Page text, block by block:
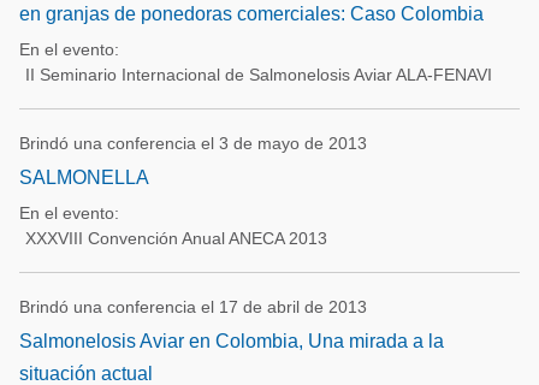
en granjas de ponedoras comerciales: Caso Colombia
En el evento:
II Seminario Internacional de Salmonelosis Aviar ALA-FENAVI
Brindó una conferencia el 3 de mayo de 2013
SALMONELLA
En el evento:
XXXVIII Convención Anual ANECA 2013
Brindó una conferencia el 17 de abril de 2013
Salmonelosis Aviar en Colombia, Una mirada a la
situación actual